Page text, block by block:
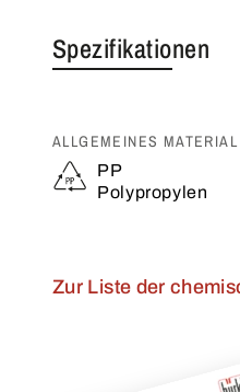
Spezifikationen
ALLGEMEINES MATERIAL
PP
Polypropylen
Zur Liste der